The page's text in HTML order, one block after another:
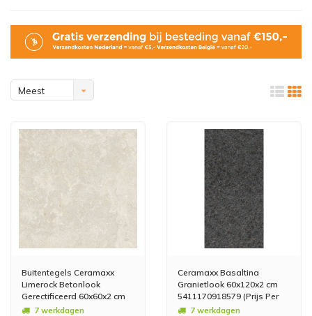
Meest
Buitentegels Ceramaxx
Limerock Betonlook
Gerectificeerd 60x60x2 cm
Greige (Prijs Per M2)
7 werkdagen
Ceramaxx Basaltina
Granietlook 60x120x2 cm
5411170918579 (Prijs Per
M2)7 werkdagen